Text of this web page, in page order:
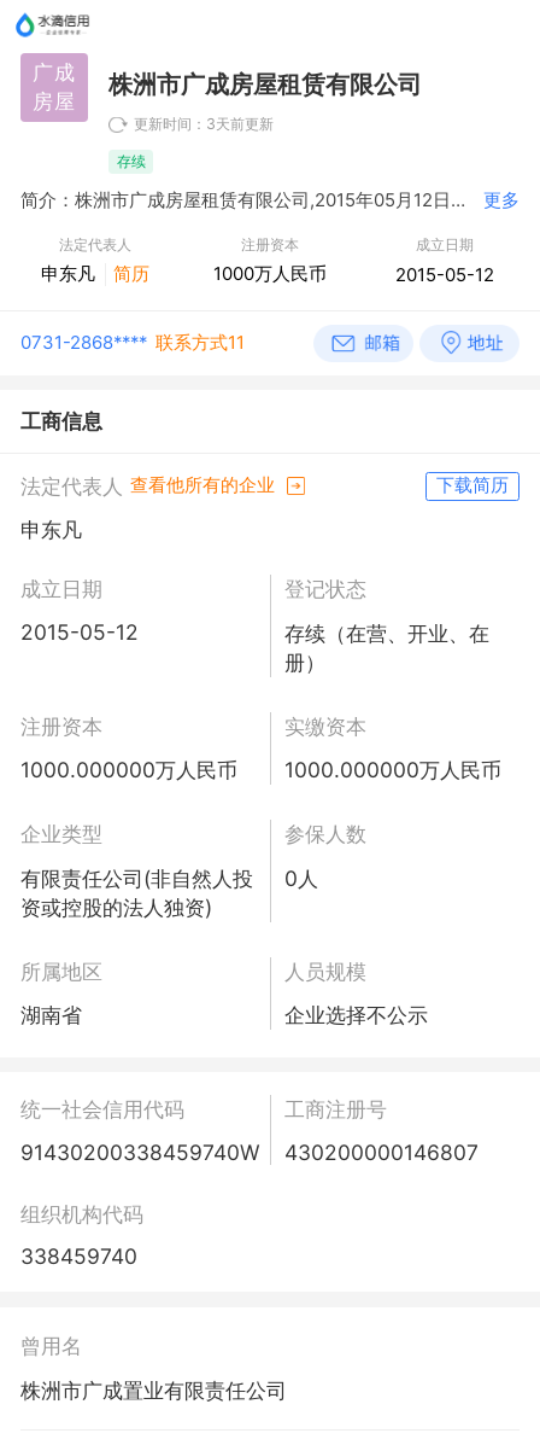
广成
房屋
株洲市广成房屋租赁有限公司
更新时间：3天前更新
存续
简介：株洲市广成房屋租赁有限公司,2015年05月12日成立，经营范围包括许可项目：建设工程施工；住宅室内装饰装修（依法须经批准的项目，经相关部门批准后方可开展经营活动，具体经营项目以相关部门批准文件或许可证件为准）一般项目：住房租赁；非居住房地产租赁；自有资金投资的资产管理服务；停车场服务；居民日常生活服务；物业管理（除依法须经批准的项目外，凭营业执照依法自主开展经营活动） 更多
法定代表人
申东凡 简历
注册资本
1000万人民币
成立日期
2015-05-12
0731-2868**** 联系方式11
工商信息
法定代表人 查看他所有的企业 下载简历
申东凡
成立日期
2015-05-12
登记状态
存续（在营、开业、在
册）
注册资本
1000.000000万人民币
实缴资本
1000.000000万人民币
企业类型
有限责任公司(非自然人投
资或控股的法人独资)
参保人数
0人
所属地区
湖南省
人员规模
企业选择不公示
统一社会信用代码
91430200338459740W
工商注册号
430200000146807
组织机构代码
338459740
曾用名
株洲市广成置业有限责任公司